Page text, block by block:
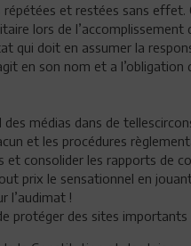
et restées sans
lors de
qui doit en assumer la
en son nom et a
des médias dans de
et les procédures
et consolider les rapports de
prix le sensationnel en
l’audimat !
protéger des sites